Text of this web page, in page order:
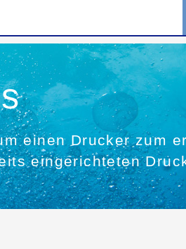
einen Drucker zum
eingerichteten